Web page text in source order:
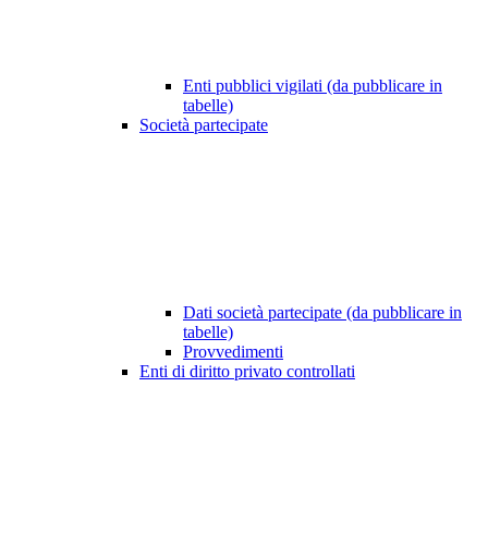
Enti pubblici vigilati (da pubblicare in
tabelle)
Società partecipate
Dati società partecipate (da pubblicare in
tabelle)
Provvedimenti
Enti di diritto privato controllati